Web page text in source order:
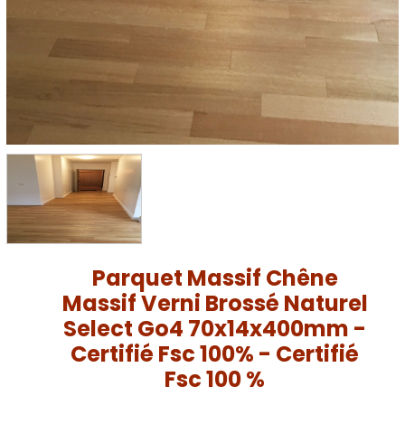
Parquet Massif Chêne
Massif Verni Brossé Naturel
Select Go4 70x14x400mm -
Certifié Fsc 100% - Certifié
Fsc 100 %